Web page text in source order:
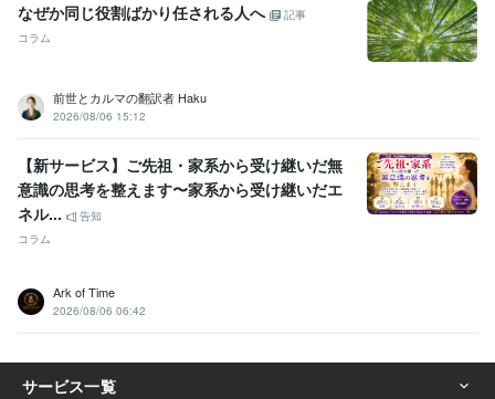
なぜか同じ役割ばかり任される人へ
記事
コラム
前世とカルマの翻訳者 Haku
2026/08/06 15:12
【新サービス】ご先祖・家系から受け継いだ無
意識の思考を整えます〜家系から受け継いだエ
ネル...
告知
コラム
Ark of Time
2026/08/06 06:42